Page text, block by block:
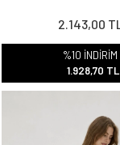
2.143,00 TL
%10 İNDİRİM
1.928,70 TL